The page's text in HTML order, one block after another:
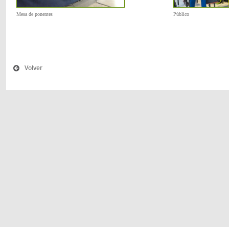
Mesa de ponentes Público
Volver